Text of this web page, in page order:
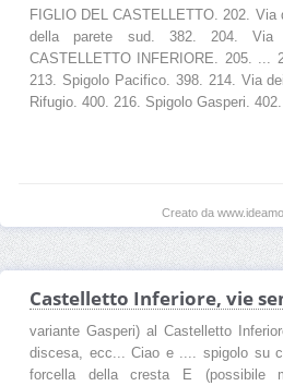
FIGLIO DEL CASTELLETTO. 202. Via
della parete sud. 382. 204. Via
CASTELLETTO INFERIORE. 205. ...
213. Spigolo Pacifico. 398. 214. Via
Rifugio. 400. 216. Spigolo Gasperi.
Creato da
Castelletto Inferiore, vie
variante Gasperi) al Castelletto
discesa, ecc... Ciao e .... spigolo su
forcella della cresta E (possibile